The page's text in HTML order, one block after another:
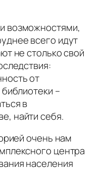
возможностями,
всего идут
не столько свой
от
–
в
найти себя.
очень нам
центра
населения